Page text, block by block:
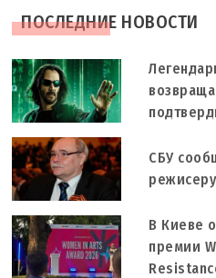
ПОСЛЕДНИЕ НОВОСТИ
СБУ
В Киеве
премии